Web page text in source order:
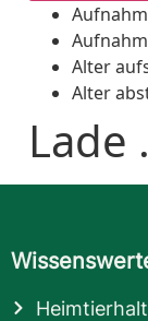
Alter
Alter
Lade